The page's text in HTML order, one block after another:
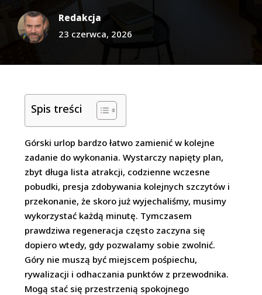
Redakcja
23 czerwca, 2026
Spis treści
Górski urlop bardzo łatwo zamienić w kolejne
zadanie do wykonania. Wystarczy napięty plan,
zbyt długa lista atrakcji, codzienne wczesne
pobudki, presja zdobywania kolejnych szczytów i
przekonanie, że skoro już wyjechaliśmy, musimy
wykorzystać każdą minutę. Tymczasem
prawdziwa regeneracja często zaczyna się
dopiero wtedy, gdy pozwalamy sobie zwolnić.
Góry nie muszą być miejscem pośpiechu,
rywalizacji i odhaczania punktów z przewodnika.
Mogą stać się przestrzenią spokojnego